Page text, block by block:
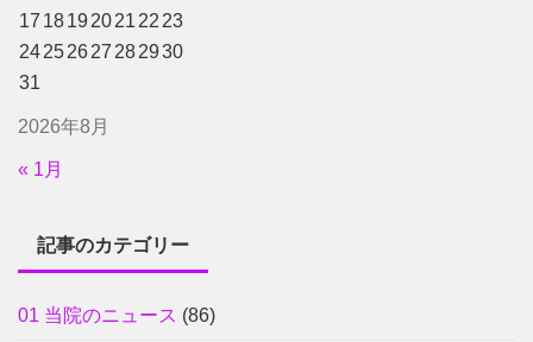
2026年8月
17 18192021 22 23
24252627 282930
31
« 1月
記事のカテゴリー
01 当院のニュース (86)